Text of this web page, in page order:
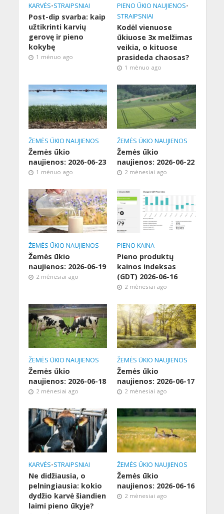
KARVĖS•STRAIPSNIAI
Post-dip svarba: kaip
užtikrinti karvių
gerovę ir pieno
kokybę
1 mėnuo ago
PIENO ŪKIO NAUJIENOS•
STRAIPSNIAI
Kodėl vienuose
ūkiuose 3x melžimas
veikia, o kituose
prasideda chaosas?
1 mėnuo ago
ŽEMĖS ŪKIO NAUJIENOS
Žemės ūkio
naujienos: 2026-06-23
1 mėnuo ago
ŽEMĖS ŪKIO NAUJIENOS
Žemės ūkio
naujienos: 2026-06-22
2 mėnesiai ago
ŽEMĖS ŪKIO NAUJIENOS
Žemės ūkio
naujienos: 2026-06-19
2 mėnesiai ago
PIENO KAINA
Pieno produktų
kainos indeksas
(GDT) 2026-06-16
2 mėnesiai ago
ŽEMĖS ŪKIO NAUJIENOS
Žemės ūkio
naujienos: 2026-06-18
2 mėnesiai ago
ŽEMĖS ŪKIO NAUJIENOS
Žemės ūkio
naujienos: 2026-06-17
2 mėnesiai ago
KARVĖS•STRAIPSNIAI
Ne didžiausia, o
pelningiausia: kokio
dydžio karvė šiandien
laimi pieno ūkyje?
ŽEMĖS ŪKIO NAUJIENOS
Žemės ūkio
naujienos: 2026-06-16
2 mėnesiai ago